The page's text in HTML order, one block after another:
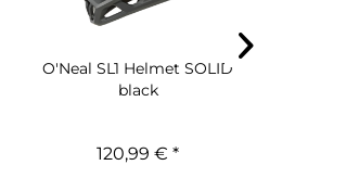
O'Neal SL1 Helmet SOLID
black
120,99 € *